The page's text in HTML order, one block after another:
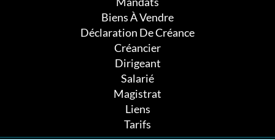
Biens À Vendre
Déclaration De Créance
Créancier
Dirigeant
Salarié
Magistrat
Liens
Tarifs